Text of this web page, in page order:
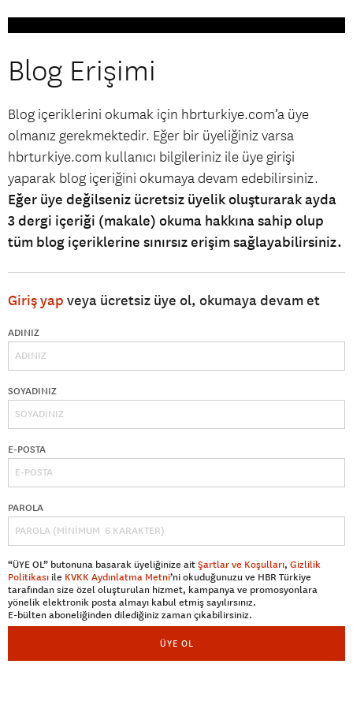
Blog Erişimi
Blog içeriklerini okumak için hbrturkiye.com’a üye
olmanız gerekmektedir. Eğer bir üyeliğiniz varsa
hbrturkiye.com kullanıcı bilgileriniz ile üye girişi
yaparak blog içeriğini okumaya devam edebilirsiniz.
Eğer üye değilseniz ücretsiz üyelik oluşturarak ayda
3 dergi içeriği (makale) okuma hakkına sahip olup
tüm blog içeriklerine sınırsız erişim sağlayabilirsiniz.
Giriş yap veya ücretsiz üye ol, okumaya devam et
ADINIZ
SOYADINIZ
E-POSTA
PAROLA
“ÜYE OL” butonuna basarak üyeliğinize aitŞartlar ve Koşulları, Gizlilik
Politikası ile KVKK Aydınlatma Metni’ni okuduğunuzu ve HBR Türkiye
tarafından size özel oluşturulan hizmet, kampanya ve promosyonlara
yönelik elektronik posta almayı kabul etmiş sayılırsınız.
E-bülten aboneliğinden dilediğiniz zaman çıkabilirsiniz.
ÜYE OL